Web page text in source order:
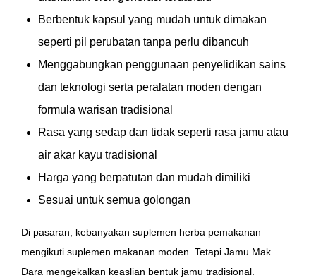
Berbentuk kapsul yang mudah untuk dimakan
seperti pil perubatan tanpa perlu dibancuh
Menggabungkan penggunaan penyelidikan sains
dan teknologi serta peralatan moden dengan
formula warisan tradisional
Rasa yang sedap dan tidak seperti rasa jamu atau
air akar kayu tradisional
Harga yang berpatutan dan mudah dimiliki
Sesuai untuk semua golongan
Di pasaran, kebanyakan suplemen herba pemakanan
mengikuti suplemen makanan moden. Tetapi Jamu Mak
Dara mengekalkan keaslian bentuk jamu tradisional.